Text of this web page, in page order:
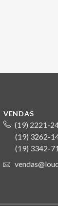
VENDAS
(19) 2221-
(19) 3262-
(19) 3342-